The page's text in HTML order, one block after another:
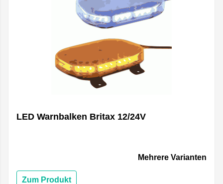
LED Warnbalken Britax 12/24V
Mehrere Varianten
Zum Produkt